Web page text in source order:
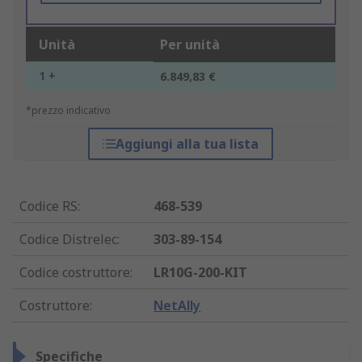
Unità Per unità
1 + 6.849,83 €
*prezzo indicativo
Aggiungi alla tua lista
Codice RS:
468-539
Codice Distrelec:
303-89-154
Codice costruttore:
LR10G-200-KIT
Costruttore: NetAlly
Specifiche